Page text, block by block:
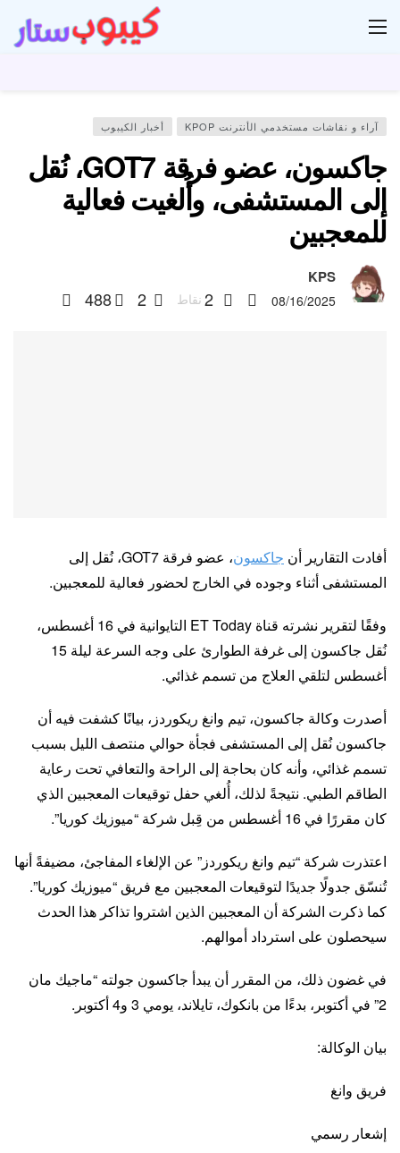
آراء و نقاشات مستخدمي الأنترنت KPOP أخبار الكيبوب
جاكسون، عضو فرقة GOT7، نُقل
إلى المستشفى، وأُلغيت فعالية
للمعجبين
KPS
08/16/2025
2 نقاط 2
488
أفادت التقارير أن جاكسون
، عضو فرقة GOT7، نُقل إلى
المستشفى أثناء وجوده في الخارج لحضور فعالية للمعجبين.
وفقًا لتقرير نشرته قناة ET Today التايوانية في 16 أغسطس،
نُقل جاكسون إلى غرفة الطوارئ على وجه السرعة ليلة 15
أغسطس لتلقي العلاج من تسمم غذائي.
أصدرت وكالة جاكسون، تيم وانغ ريكوردز، بيانًا كشفت فيه أن
جاكسون نُقل إلى المستشفى فجأة حوالي منتصف الليل بسبب
تسمم غذائي، وأنه كان بحاجة إلى الراحة والتعافي تحت رعاية
الطاقم الطبي. نتيجةً لذلك، أُلغي حفل توقيعات المعجبين الذي
كان مقررًا في 16 أغسطس من قِبل شركة “ميوزيك كوريا”.
اعتذرت شركة “تيم وانغ ريكوردز” عن الإلغاء المفاجئ، مضيفةً أنها
تُنسّق جدولًا جديدًا لتوقيعات المعجبين مع فريق “ميوزيك كوريا”.
كما ذكرت الشركة أن المعجبين الذين اشتروا تذاكر هذا الحدث
سيحصلون على استرداد أموالهم.
في غضون ذلك، من المقرر أن يبدأ جاكسون جولته “ماجيك مان
2” في أكتوبر، بدءًا من بانكوك، تايلاند، يومي 3 و4 أكتوبر.
بيان الوكالة:
فريق وانغ
إشعار رسمي